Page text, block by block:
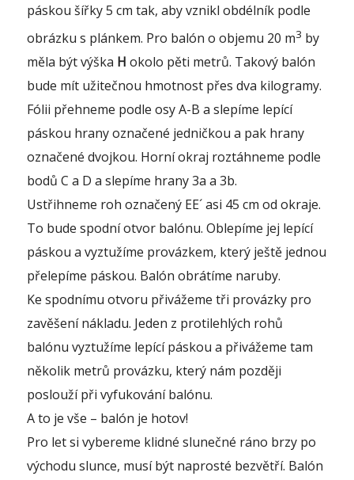
páskou šířky 5 cm tak, aby vznikl obdélník podle
obrázku s plánkem. Pro balón o objemu 20 m3 by
měla být výška H okolo pěti metrů. Takový balón
bude mít užitečnou hmotnost přes dva kilogramy.
Fólii přehneme podle osy A-B a slepíme lepící
páskou hrany označené jedničkou a pak hrany
označené dvojkou. Horní okraj roztáhneme podle
bodů C a D a slepíme hrany 3a a 3b.
Ustřihneme roh označený EE´ asi 45 cm od okraje.
To bude spodní otvor balónu. Oblepíme jej lepící
páskou a vyztužíme provázkem, který ještě jednou
přelepíme páskou. Balón obrátíme naruby.
Ke spodnímu otvoru přivážeme tři provázky pro
zavěšení nákladu. Jeden z protilehlých rohů
balónu vyztužíme lepící páskou a přivážeme tam
několik metrů provázku, který nám později
poslouží při vyfukování balónu.
A to je vše – balón je hotov!
Pro let si vybereme klidné slunečné ráno brzy po
východu slunce, musí být naprosté bezvětří. Balón